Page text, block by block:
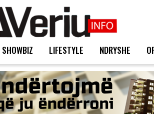
SHOWBIZ LIFESTYLE NDRYSHE